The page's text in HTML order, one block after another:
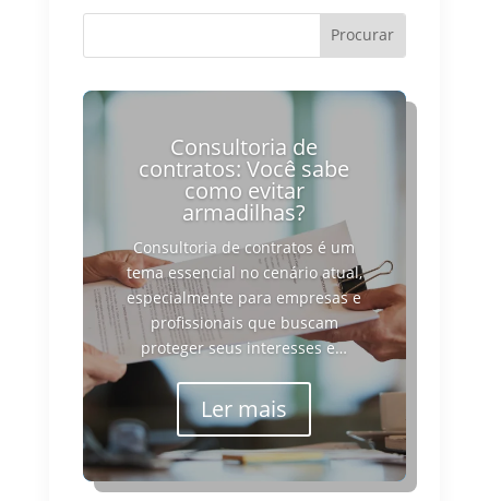
Consultoria de
contratos: Você sabe
como evitar
armadilhas?
Consultoria de contratos é um
tema essencial no cenário atual,
especialmente para empresas e
profissionais que buscam
proteger seus interesses e…
Ler mais